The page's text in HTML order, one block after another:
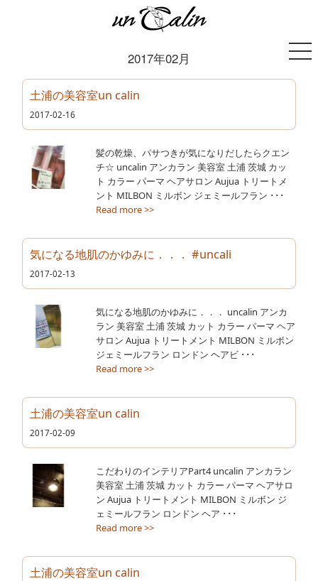
2017年02月
土浦の美容室un calin
2017-02-16
髪の乾燥、パサつきが気になりだしたらクエン
チ☆ uncalin アンカラン 美容室 土浦 茨城 カッ
ト カラー パーマ ヘアサロン Aujua トリートメ
ント MILBON ミルボン ジェミールフラン ･･･
Read more >>
気になる地肌のかゆみに．．． #uncali
2017-02-13
気になる地肌のかゆみに．．． uncalin アンカ
ラン 美容室 土浦 茨城 カット カラー パーマ ヘア
サロン Aujua トリートメント MILBON ミルボン
ジェミールフラン ロンドン ヘアビ ･･･
Read more >>
土浦の美容室un calin
2017-02-09
こだわりのインテリアPart4 uncalin アンカラン
美容室 土浦 茨城 カット カラー パーマ ヘアサロ
ン Aujua トリートメント MILBON ミルボン ジ
ェミールフラン ロンドン ヘア ･･･
Read more >>
土浦の美容室un calin